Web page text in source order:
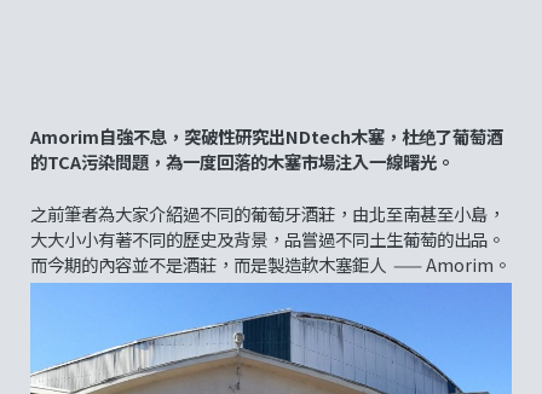
Amorim自強不息，突破性研究出NDtech木塞，杜绝了葡萄酒
的TCA污染問題，為一度回落的木塞市場注入一線曙光。
之前筆者為大家介紹過不同的葡萄牙酒莊，由北至南甚至小島，
大大小小有著不同的歷史及背景，品嘗過不同土生葡萄的出品。
而今期的內容並不是酒莊，而是製造軟木塞鉅人 —— Amorim。